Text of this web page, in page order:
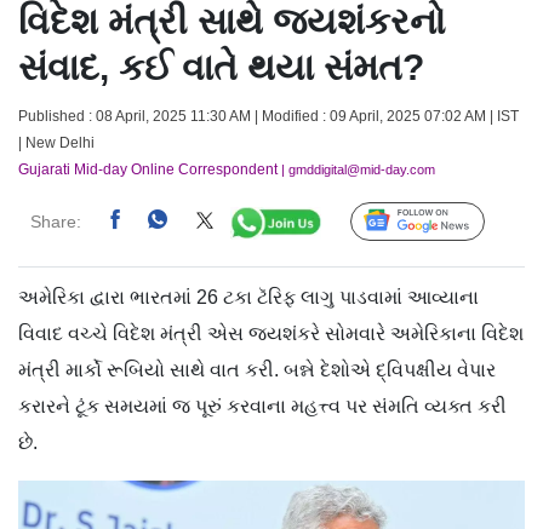
વિદેશ મંત્રી સાથે જયશંકરનો
સંવાદ, કઈ વાતે થયા સંમત?
Published : 08 April, 2025 11:30 AM | Modified : 09 April, 2025 07:02 AM | IST
| New Delhi
Gujarati Mid-day Online Correspondent| gmddigital@mid-day.com
Share: Follow Us
અમેરિકા દ્વારા ભારતમાં 26 ટકા ટૅરિફ લાગુ પાડવામાં આવ્યાના
વિવાદ વચ્ચે વિદેશ મંત્રી એસ જયશંકરે સોમવારે અમેરિકાના વિદેશ
મંત્રી માર્કો રૂબિયો સાથે વાત કરી. બન્ને દેશોએ દ્વિપક્ષીય વેપાર
કરારને ટૂંક સમયમાં જ પૂરું કરવાના મહત્ત્વ પર સંમતિ વ્યક્ત કરી
છે.